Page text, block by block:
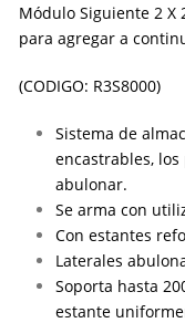
Módulo Siguiente 2 X
para agregar a
(CODIGO: R3S8000)
Sistema de
encastrables,
abulonar.
Se arma con
Con estantes
Laterales
Soporta hasta
estante